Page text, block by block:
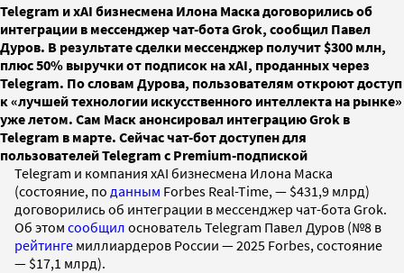
Telegram и xAI бизнесмена Илона Маска договорились об
интеграции в мессенджер чат-бота Grok, сообщил Павел
Дуров. В результате сделки мессенджер получит $300 млн,
плюс 50% выручки от подписок на xAI, проданных через
Telegram. По словам Дурова, пользователям откроют доступ
к «лучшей технологии искусственного интеллекта на рынке»
уже летом. Сам Маск анонсировал интеграцию Grok в
Telegram в марте. Сейчас чат-бот доступен для
пользователей Telegram с Premium-подпиской
Telegram и компания xAI бизнесмена Илона Маска
(состояние, по данным Forbes Real-Time, — $431,9 млрд)
договорились об интеграции в мессенджер чат-бота Grok.
Об этом сообщил основатель Telegram Павел Дуров (№8 в
рейтинге миллиардеров России — 2025 Forbes, состояние
— $17,1 млрд).